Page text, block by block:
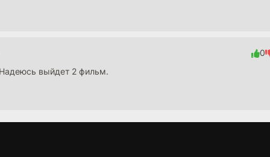
0
выйдет 2 фильм.